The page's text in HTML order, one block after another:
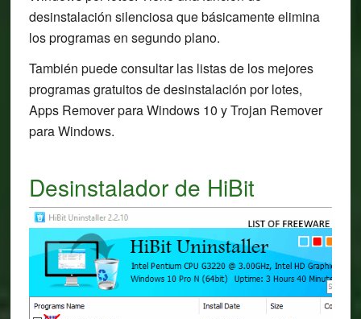
desinstalación silenciosa que básicamente elimina
los programas en segundo plano.
También puede consultar las listas de los mejores
programas gratuitos de desinstalación por lotes,
Apps Remover para Windows 10 y Trojan Remover
para Windows.
Desinstalador de HiBit